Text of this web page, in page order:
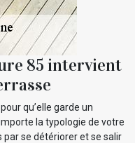
85 intervient
qu’elle garde un
la typologie de votre
se détériorer et se salir